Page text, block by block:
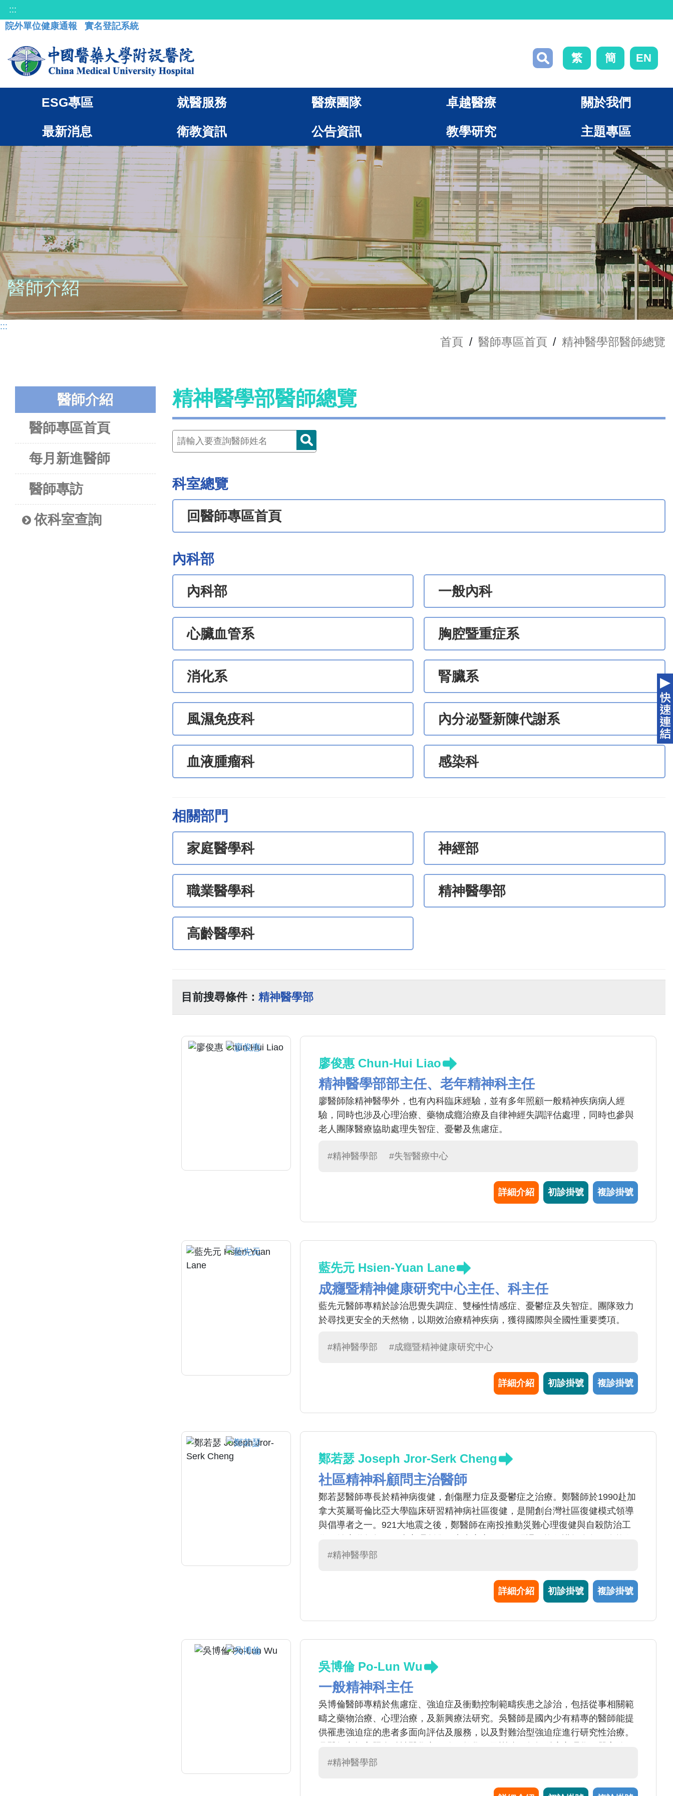
:::
院外單位健康通報
實名登記系統
繁 簡 EN
ESG專區 就醫服務 醫療團隊 卓越醫療 關於我們
最新消息 衛教資訊 公告資訊 教學研究 主題專區
醫師介紹
:::
首頁 / 醫師專區首頁 / 精神醫學部醫師總覽
醫師介紹
醫師專區首頁
每月新進醫師
醫師專訪
依科室查詢
精神醫學部醫師總覽
科室總覽
回醫師專區首頁
內科部
內科部 一般內科
心臟血管系 胸腔暨重症系
消化系 腎臟系
風濕免疫科 內分泌暨新陳代謝系
血液腫瘤科 感染科
相關部門
家庭醫學科 神經部
職業醫學科 精神醫學部
高齡醫學科
目前搜尋條件： 精神醫學部
廖俊惠 Chun-Hui Liao
精神醫學部部主任、老年精神科主任
廖醫師除精神醫學外，也有內科臨床經驗，並有多年照顧一般精神疾病病人經
驗，同時也涉及心理治療、藥物成癮治療及自律神經失調評估處理，同時也參與
老人團隊醫療協助處理失智症、憂鬱及焦慮症。
#精神醫學部 #失智醫療中心
詳細介紹 初診掛號 複診掛號
藍先元 Hsien-Yuan Lane
成癮暨精神健康研究中心主任、科主任
藍先元醫師專精於診治思覺失調症、雙極性情感症、憂鬱症及失智症。團隊致力
於尋找更安全的天然物，以期效治療精神疾病，獲得國際與全國性重要獎項。
#精神醫學部 #成癮暨精神健康研究中心
詳細介紹 初診掛號 複診掛號
鄭若瑟 Joseph Jror-Serk Cheng
社區精神科顧問主治醫師
鄭若瑟醫師專長於精神病復健，創傷壓力症及憂鬱症之治療。鄭醫師於1990赴加
拿大英屬哥倫比亞大學臨床研習精神病社區復健，是開創台灣社區復健模式領導
與倡導者之一。921大地震之後，鄭醫師在南投推動災難心理復健與自殺防治工
社會與社區精神醫學會理事長期間，鄭醫師聯合十多個團體成立「三好聯盟」
意更名為「思覺失調症」，同時倡導「康復導向」之精神醫療復健體系。近年來
投入善意溝通(非暴力溝通)在家庭、校園、醫療之推廣，增進同理心以改善家
#精神醫學部
詳細介紹 初診掛號 複診掛號
吳博倫 Po-Lun Wu
一般精神科主任
吳博倫醫師專精於焦慮症、強迫症及衝動控制範疇疾患之診治，包括從事相關範
疇之藥物治療、心理治療，及新興療法研究。吳醫師是國內少有精專的醫師能提
供罹患強迫症的患者多面向評估及服務，以及對難治型強迫症進行研究性治療。
植、兒童罕見疾病及自殺防治等之評估服務。吳醫師亦提供對精神官能症患者可
#精神醫學部